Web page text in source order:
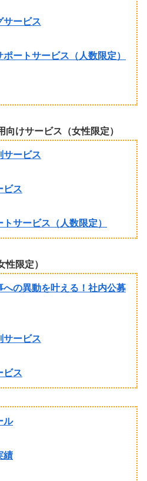
サービス
ートサービス（人数限定）
けサービス（女性限定）
サービス
ビス
サービス（人数限定）
限定）
への異動を叶える！社内公募
サービス
ビス
ル
績